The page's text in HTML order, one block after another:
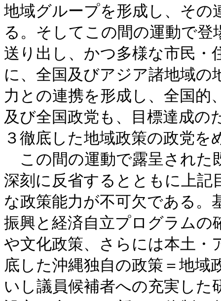
地域グループを形成し、そ
る。そしてこの間の運動で
送り出し、かつ多様な市民・
に、全国及びアジア諸地域の
力との連携を形成し、全国的
及び全国政党も、目標達成の
３徹底した地域政策の政党を
この間の運動で露呈された
深刻に反省するとともに上記
な政策能力が不可欠である。
振興と経済自立プログラムの
や文化政策、さらには本土
底した沖縄独自の政策＝地域
いし議員候補者への充実した